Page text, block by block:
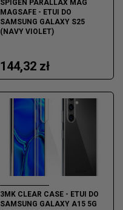
SPIGEN PARALLAX MAG
MAGSAFE - ETUI DO
SAMSUNG GALAXY S25
(NAVY VIOLET)
144,32 zł
3MK CLEAR CASE - ETUI DO
SAMSUNG GALAXY A15 5G